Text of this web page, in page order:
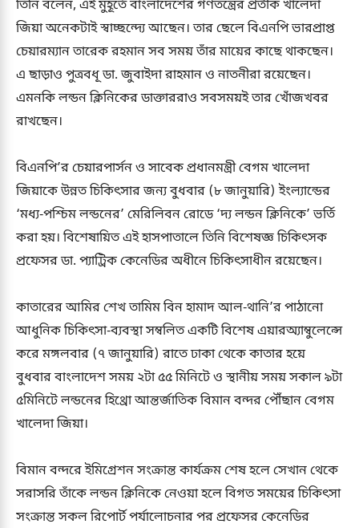
তিনি বলেন, এই মুহূর্তে বাংলাদেশের গণতন্ত্রের প্রতীক খালেদা
জিয়া অনেকটাই স্বাচ্ছন্দ্যে আছেন। তার ছেলে বিএনপি ভারপ্রাপ্ত
চেয়ারম্যান তারেক রহমান সব সময় তাঁর মায়ের কাছে থাকছেন।
এ ছাড়াও পুত্রবধূ ডা. জুবাইদা রাহমান ও নাতনীরা রয়েছেন।
এমনকি লন্ডন ক্লিনিকের ডাক্তাররাও সবসময়ই তার খোঁজখবর
রাখছেন।
বিএনপি’র চেয়ারপার্সন ও সাবেক প্রধানমন্ত্রী বেগম খালেদা
জিয়াকে উন্নত চিকিৎসার জন্য বুধবার (৮ জানুয়ারি) ইংল্যান্ডের
‘মধ্য-পশ্চিম লন্ডনের’ মেরিলিবন রোডে ‘দ্য লন্ডন ক্লিনিকে’ ভর্তি
করা হয়। বিশেষায়িত এই হাসপাতালে তিনি বিশেষজ্ঞ চিকিৎসক
প্রফেসর ডা. প্যাট্রিক কেনেডির অধীনে চিকিৎসাধীন রয়েছেন।
কাতারের আমির শেখ তামিম বিন হামাদ আল-থানি’র পাঠানো
আধুনিক চিকিৎসা-ব্যবস্থা সম্বলিত একটি বিশেষ এয়ারঅ্যাম্বুলেন্সে
করে মঙ্গলবার (৭ জানুয়ারি) রাতে ঢাকা থেকে কাতার হয়ে
বুধবার বাংলাদেশ সময় ২টা ৫৫ মিনিটে ও স্থানীয় সময় সকাল ৯টা
৫মিনিটে লন্ডনের হিথ্রো আন্তর্জাতিক বিমান বন্দর পৌঁছান বেগম
খালেদা জিয়া।
বিমান বন্দরে ইমিগ্রেশন সংক্রান্ত কার্যক্রম শেষ হলে সেখান থেকে
সরাসরি তাঁকে লন্ডন ক্লিনিকে নেওয়া হলে বিগত সময়ের চিকিৎসা
সংক্রান্ত সকল রিপোর্ট পর্যালোচনার পর প্রফেসর কেনেডির